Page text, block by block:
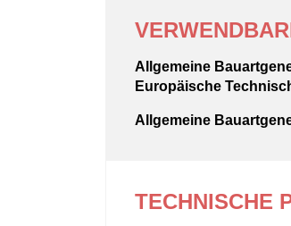
Allgemeine
Europäische
Allgemeine
TECHNISCHE